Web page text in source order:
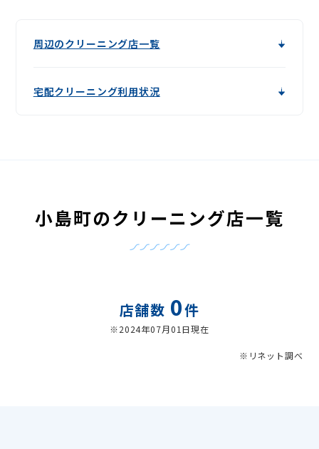
周辺のクリーニング店一覧
宅配クリーニング利用状況
小島町のクリーニング店一覧
店舗数 0件
※2024年07月01日現在
※リネット調べ